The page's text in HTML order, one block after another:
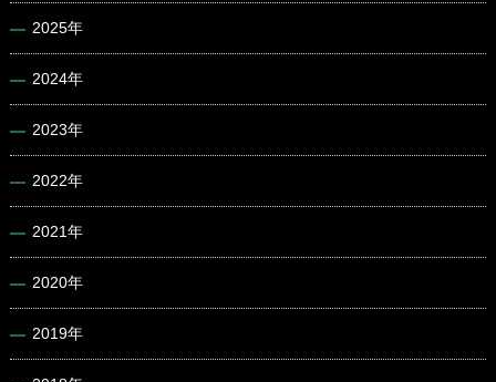
2025年
2024年
2023年
2022年
2021年
2020年
2019年